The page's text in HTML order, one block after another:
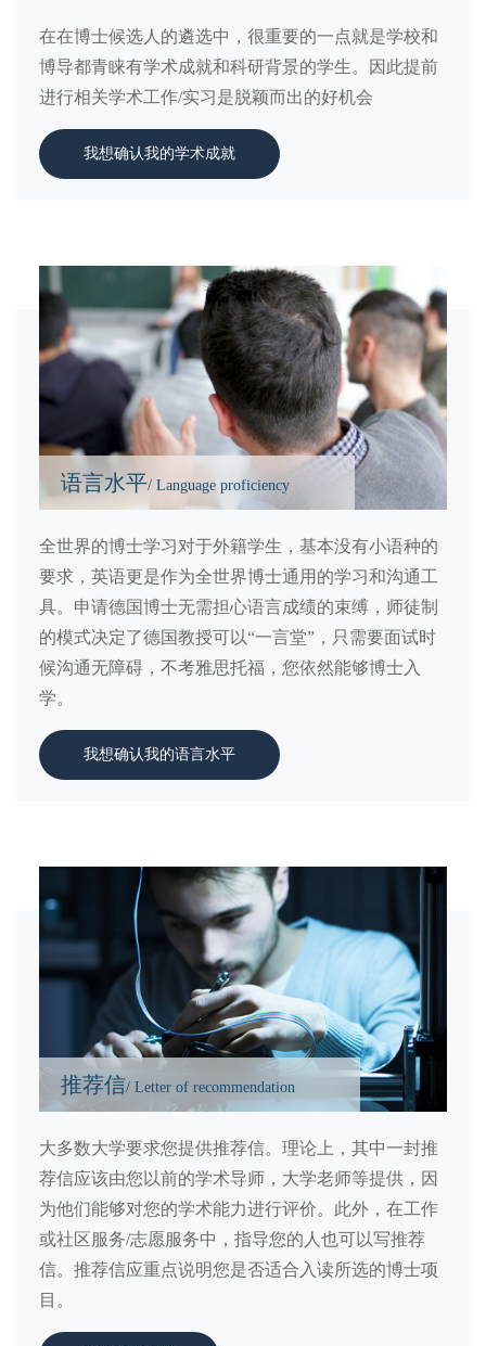
在在博士候选人的遴选中，很重要的一点就是学校和
博导都青睐有学术成就和科研背景的学生。因此提前
进行相关学术工作/实习是脱颖而出的好机会
我想确认我的学术成就
语言水平/ Language proficiency
全世界的博士学习对于外籍学生，基本没有小语种的
要求，英语更是作为全世界博士通用的学习和沟通工
具。申请德国博士无需担心语言成绩的束缚，师徒制
的模式决定了德国教授可以“一言堂”，只需要面试时
候沟通无障碍，不考雅思托福，您依然能够博士入
学。
我想确认我的语言水平
推荐信/ Letter of recommendation
大多数大学要求您提供推荐信。理论上，其中一封推
荐信应该由您以前的学术导师，大学老师等提供，因
为他们能够对您的学术能力进行评价。此外，在工作
或社区服务/志愿服务中，指导您的人也可以写推荐
信。推荐信应重点说明您是否适合入读所选的博士项
目。